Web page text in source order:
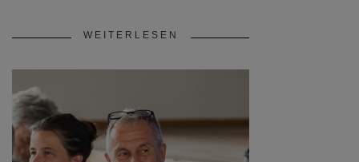
WEITERLESEN